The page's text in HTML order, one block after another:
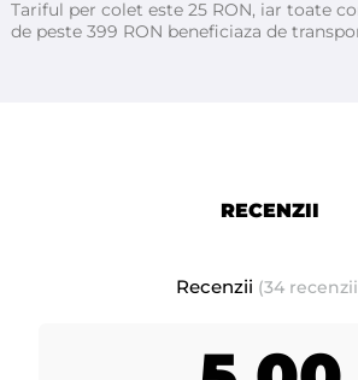
Tariful per colet este 25 RON, iar toate
de peste 399 RON beneficiaza de
RECENZII
Recenzii (34